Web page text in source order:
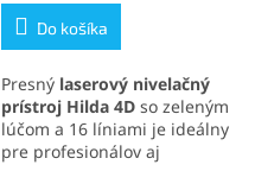
5,0
hviezdičiek.
Do košíka
Presný laserový nivelačný
prístroj Hilda 4D so zeleným
lúčom a 16 líniami je ideálny
pre profesionálov aj